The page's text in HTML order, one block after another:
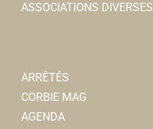
ASSOCIATIONS DIVERSES
ARRÊTÉS
CORBIE MAG
AGENDA